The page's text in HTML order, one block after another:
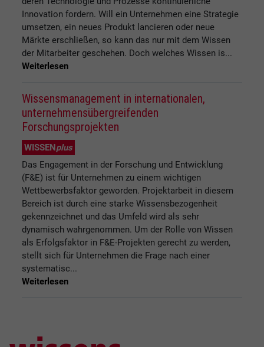
Innovation fordern. Will ein Unternehmen eine Strategie
umsetzen, ein neues Produkt lancieren oder neue
Märkte erschließen, so kann das nur mit dem Wissen
der Mitarbeiter geschehen. Doch welches Wissen is...
Weiterlesen
Wissensmanagement in internationalen,
unternehmensübergreifenden
Forschungsprojekten
WISSENplus
Das Engagement in der Forschung und Entwicklung
(F&E) ist für Unternehmen zu einem wichtigen
Wettbewerbsfaktor geworden. Projektarbeit in diesem
Bereich ist durch eine starke Wissensbezogenheit
gekennzeichnet und das Umfeld wird als sehr
dynamisch wahrgenommen. Um der Rolle von Wissen
als Erfolgsfaktor in F&E-Projekten gerecht zu werden,
stellt sich für Unternehmen die Frage nach einer
systematisc...
Weiterlesen